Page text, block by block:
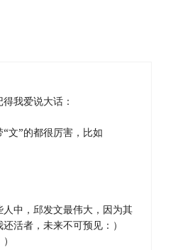
我爱说大话：
文”的都很厉害，比如
中，邱发文最伟大，因为其
活者，未来不可预见：）